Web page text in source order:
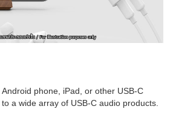
phone, iPad, or other USB-C
a wide array of USB-C audio products.